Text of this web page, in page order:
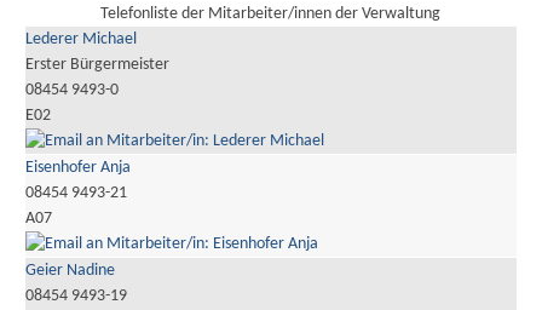
Telefonliste der Mitarbeiter/innen der Verwaltung
Lederer Michael
Erster Bürgermeister
08454 9493-0
E02
Eisenhofer Anja
08454 9493-21
A07
Geier Nadine
08454 9493-19